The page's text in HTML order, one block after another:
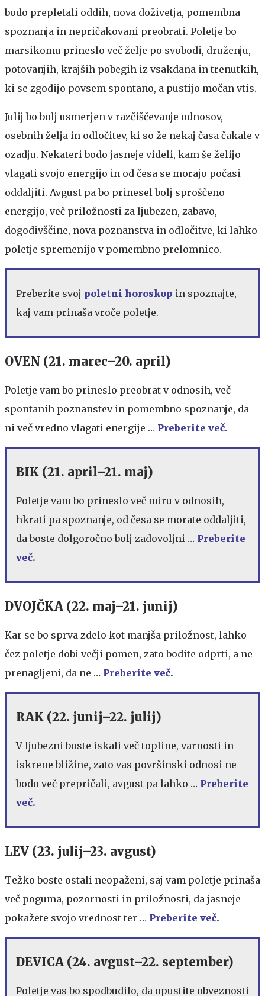
bodo prepletali oddih, nova doživetja, pomembna
spoznanja in nepričakovani preobrati. Poletje bo
marsikomu prineslo več želje po svobodi, druženju,
potovanjih, krajših pobegih iz vsakdana in trenutkih,
ki se zgodijo povsem spontano, a pustijo močan vtis.
Julij bo bolj usmerjen v razčiščevanje odnosov,
osebnih želja in odločitev, ki so že nekaj časa čakale v
ozadju. Nekateri bodo jasneje videli, kam še želijo
vlagati svojo energijo in od česa se morajo počasi
oddaljiti. Avgust pa bo prinesel bolj sproščeno
energijo, več priložnosti za ljubezen, zabavo,
dogodivščine, nova poznanstva in odločitve, ki lahko
poletje spremenijo v pomembno prelomnico.
Preberite svoj poletni horoskop in spoznajte,
kaj vam prinaša vroče poletje.
OVEN (21. marec–20. april)
Poletje vam bo prineslo preobrat v odnosih, več
spontanih poznanstev in pomembno spoznanje, da
ni več vredno vlagati energije … Preberite več.
BIK (21. april–21. maj)
Poletje vam bo prineslo več miru v odnosih,
hkrati pa spoznanje, od česa se morate oddaljiti,
da boste dolgoročno bolj zadovoljni … Preberite
več.
DVOJČKA (22. maj–21. junij)
Kar se bo sprva zdelo kot manjša priložnost, lahko
čez poletje dobi večji pomen, zato bodite odprti, a ne
prenagljeni, da ne … Preberite več.
RAK (22. junij–22. julij)
V ljubezni boste iskali več topline, varnosti in
iskrene bližine, zato vas površinski odnosi ne
bodo več prepričali, avgust pa lahko … Preberite
več.
LEV (23. julij–23. avgust)
Težko boste ostali neopaženi, saj vam poletje prinaša
več poguma, pozornosti in priložnosti, da jasneje
pokažete svojo vrednost ter … Preberite več.
DEVICA (24. avgust–22. september)
Poletje vas bo spodbudilo, da opustite obveznosti